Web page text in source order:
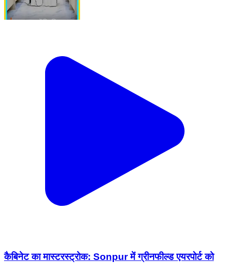
कैबिनेट का मास्टरस्ट्रोक: Sonpur में ग्रीनफील्ड एयरपोर्ट को